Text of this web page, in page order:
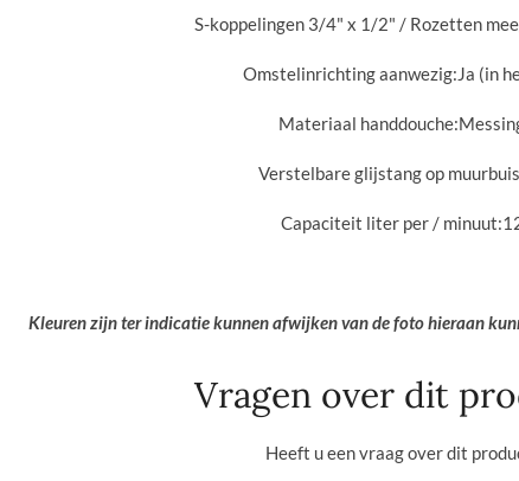
S-koppelingen 3/4" x 1/2" / Rozetten
Omstelinrichting aanwezig:Ja (in
Materiaal handdouche:
Verstelbare glijstang op
Capaciteit liter per / minuut:
Kleuren zijn ter indicatie kunnen afwijken van de foto hieraan
Vragen over dit
Heeft u een vraag over dit